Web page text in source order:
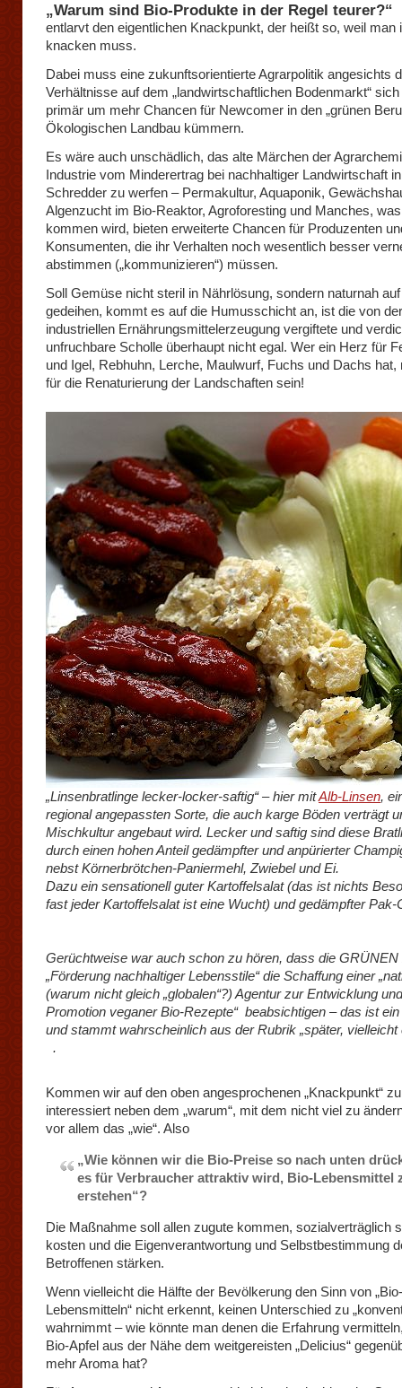
„Warum sind Bio-Produkte in der Regel teurer?“
entlarvt den eigentlichen Knackpunkt, der heißt so, weil man
knacken muss.
Dabei muss eine zukunftsorientierte Agrarpolitik angesichts
Verhältnisse auf dem „landwirtschaftlichen Bodenmarkt“
primär um mehr Chancen für Newcomer in den „grünen
Ökologischen Landbau kümmern.
Es wäre auch unschädlich, das alte Märchen der
Industrie vom Minderertrag bei nachhaltiger Landwirtschaft
Schredder zu werfen – Permakultur, Aquaponik,
Algenzucht im Bio-Reaktor, Agroforesting und Manches,
kommen wird, bieten erweiterte Chancen für Produzenten
Konsumenten, die ihr Verhalten noch wesentlich besser
abstimmen („kommunizieren“) müssen.
Soll Gemüse nicht steril in Nährlösung, sondern naturnah
gedeihen, kommt es auf die Humusschicht an, ist die von der
industriellen Ernährungsmittelerzeugung vergiftete und
unfruchbare Scholle überhaupt nicht egal. Wer ein Herz für
und Igel, Rebhuhn, Lerche, Maulwurf, Fuchs und Dachs
für die Renaturierung der Landschaften sein!
„Linsenbratlinge lecker-locker-saftig“ – hier mitAlb-Linsen,
regional angepassten Sorte, die auch karge Böden verträgt
Mischkultur angebaut wird. Lecker und saftig sind diese
durch einen hohen Anteil gedämpfter und anpürierter
nebst Körnerbrötchen-Paniermehl, Zwiebel und Ei.
Dazu ein sensationell guter Kartoffelsalat (das ist nichts
fast jeder Kartoffelsalat ist eine Wucht) und gedämpfter Pak-
Gerüchtweise war auch schon zu hören, dass die GRÜNEN
„Förderung nachhaltiger Lebensstile“ die Schaffung einer
(warum nicht gleich „globalen“?) Agentur zur Entwicklung und
Promotion veganer Bio-Rezepte“ beabsichtigen – das ist
und stammt wahrscheinlich aus der Rubrik „später,
.
Kommen wir auf den oben angesprochenen „Knackpunkt“
interessiert neben dem „warum“, mit dem nicht viel zu
vor allem das „wie“. Also
„Wie können wir die Bio-Preise so nach unten
es für Verbraucher attraktiv wird, Bio-Lebensmittel
erstehen“?
Die Maßnahme soll allen zugute kommen, sozialverträglich
kosten und die Eigenverantwortung und Selbstbestimmung
Betroffenen stärken.
Wenn vielleicht die Hälfte der Bevölkerung den Sinn von „Bio-
Lebensmitteln“ nicht erkennt, keinen Unterschied zu
wahrnimmt – wie könnte man denen die Erfahrung
Bio-Apfel aus der Nähe dem weitgereisten „Delicius“
mehr Aroma hat?